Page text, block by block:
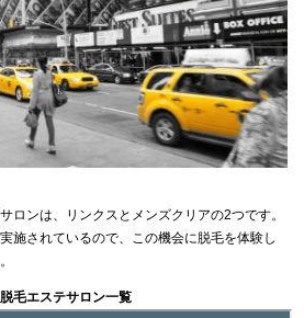
ロンは、リンクスとメンズクリアの2つです。
施されているので、この機会に脱毛を体験し
毛エステサロン一覧